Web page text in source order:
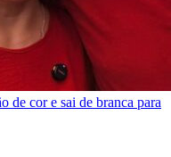
de cor e sai de branca para